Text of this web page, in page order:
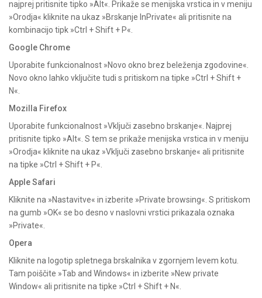
najprej pritisnite tipko »Alt«. Prikaže se menijska vrstica in v meniju
»Orodja« kliknite na ukaz »Brskanje InPrivate« ali pritisnite na
kombinacijo tipk »Ctrl + Shift + P«.
Google Chrome
Uporabite funkcionalnost »Novo okno brez beleženja zgodovine«.
Novo okno lahko vključite tudi s pritiskom na tipke »Ctrl + Shift +
N«.
Mozilla Firefox
Uporabite funkcionalnost »Vključi zasebno brskanje«. Najprej
pritisnite tipko »Alt«. S tem se prikaže menijska vrstica in v meniju
»Orodja« kliknite na ukaz »Vključi zasebno brskanje« ali pritisnite
na tipke »Ctrl + Shift + P«.
Apple Safari
Kliknite na »Nastavitve« in izberite »Private browsing«. S pritiskom
na gumb »OK« se bo desno v naslovni vrstici prikazala oznaka
»Private«.
Opera
Kliknite na logotip spletnega brskalnika v zgornjem levem kotu.
Tam poiščite »Tab and Windows« in izberite »New private
Window« ali pritisnite na tipke »Ctrl + Shift + N«.